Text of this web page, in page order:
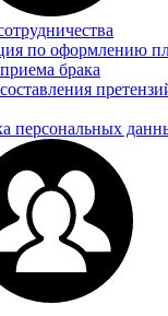
по оформлению
брака
персональных